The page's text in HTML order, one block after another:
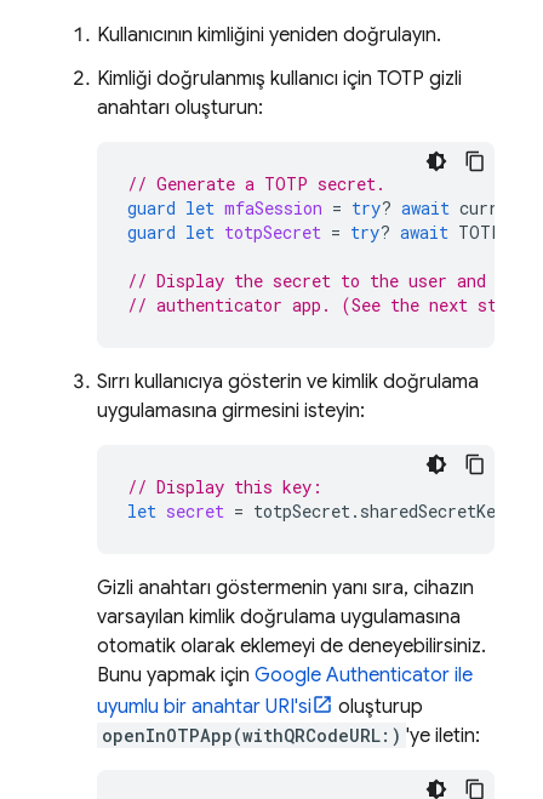
Kullanıcının kimliğini yeniden doğrulayın.
Kimliği doğrulanmış kullanıcı için TOTP gizli
anahtarı oluşturun:
// Generate a TOTP secret.
guard let mfaSession = try? await
guard let totpSecret = try? await
// Display the secret to the user and
// authenticator app. (See the next step.)
Sırrı kullanıcıya gösterin ve kimlik doğrulama
uygulamasına girmesini isteyin:
// Display this key:
let secret = totpSecret. sharedSecretKey
Gizli anahtarı göstermenin yanı sıra, cihazın
varsayılan kimlik doğrulama uygulamasına
otomatik olarak eklemeyi de deneyebilirsiniz.
Bunu yapmak için Google Authenticator ile
uyumlu bir anahtar URI'si
oluşturup
openInOTPApp(withQRCodeURL:) 'ye iletin: